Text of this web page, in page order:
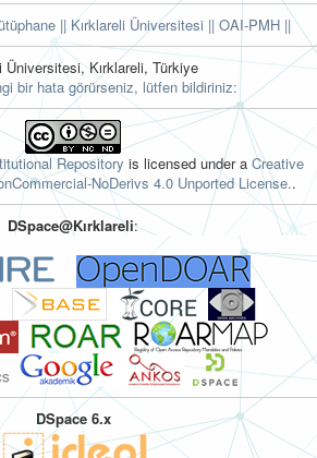
|| Kırklareli Üniversitesi || OAI-PMH ||
Üniversitesi, Kırklareli, Türkiye
bir hata görürseniz, lütfen bildiriniz:
Repository is licensed under a Creative
NoDerivs 4.0 Unported License..
DSpace@Kırklareli:
DSpace 6.x